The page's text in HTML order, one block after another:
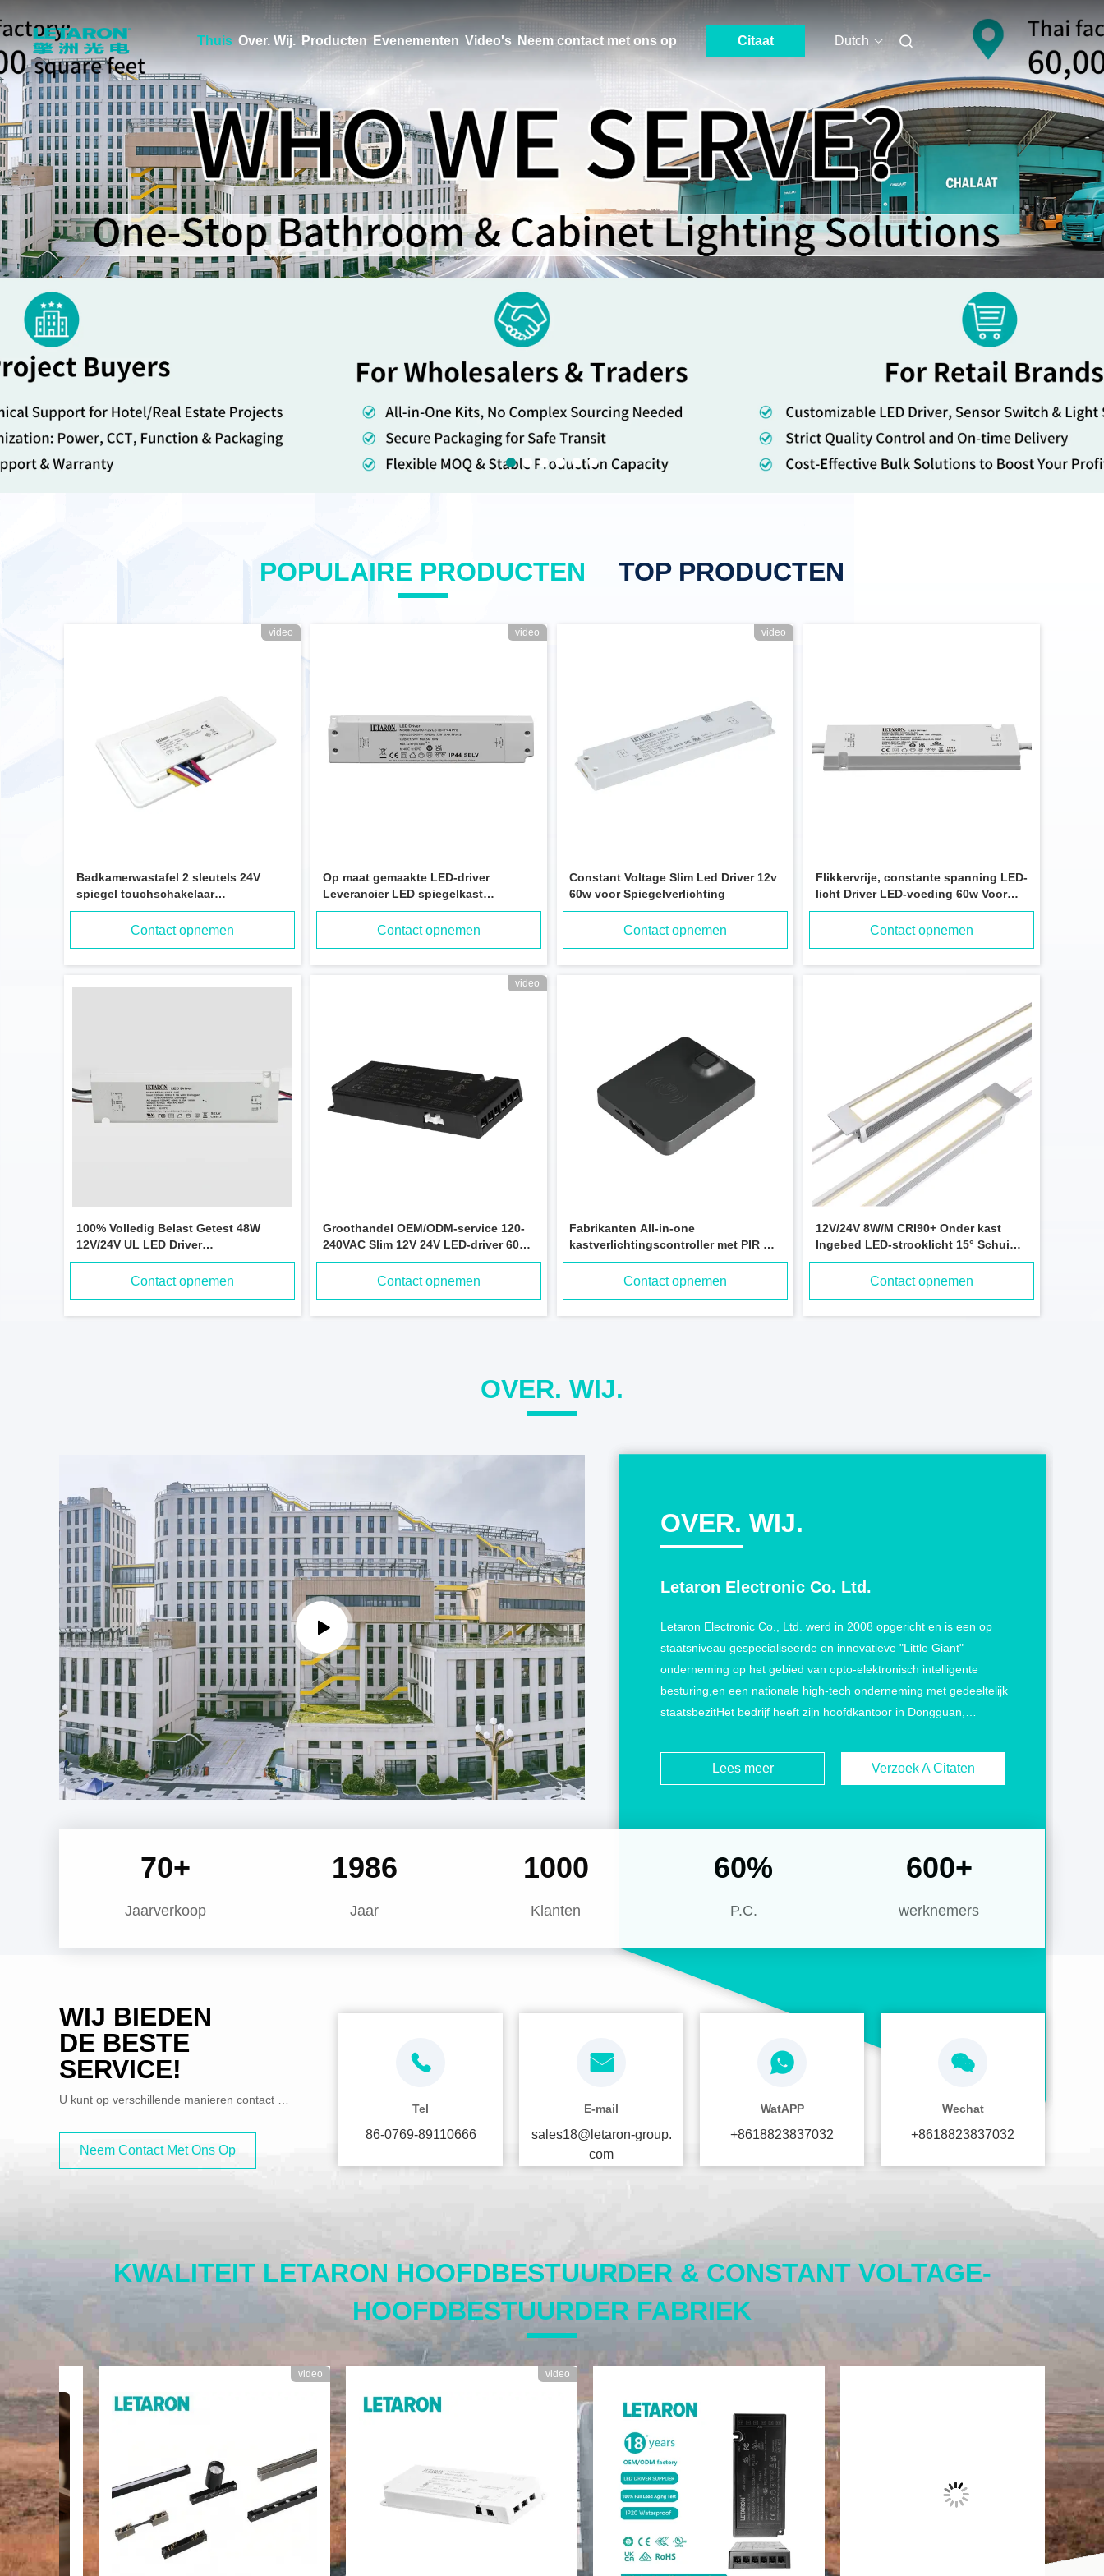
Thuis Over. Wij. Producten Evenementen Video's Neem contact met ons op Citaat Dutch
POPULAIRE PRODUCTEN TOP PRODUCTEN
video
Badkamerwastafel 2 sleutels 24V
spiegel touchschakelaar
helderheidsregeling
kleurtemperatuuraanpassing
Contact opnemen
video
Op maat gemaakte LED-driver
Leverancier LED spiegelkast
stroomvoorziening Klasse II 60W IP44
Flikkervrij Letaron LED-driver voor
Contact opnemen
video
Constant Voltage Slim Led Driver 12v
60w voor Spiegelverlichting
Contact opnemen
Flikkervrije, constante spanning LED-
licht Driver LED-voeding 60w Voor
badkamerverlichting
Contact opnemen
100% Volledig Belast Getest 48W
12V/24V UL LED Driver
Spiegelverlichting LED Voeding
Contact opnemen
video
Groothandel OEM/ODM-service 120-
240VAC Slim 12V 24V LED-driver 60W
80W 90W voor verlichting van
binnenkastenContact opnemen
Fabrikanten All-in-one
kastverlichtingscontroller met PIR &
Hand Sweep Dual Mode Letaron
Wireless Hand Wave Sensor/Touch
Contact opnemen
12V/24V 8W/M CRI90+ Onder kast
Ingebed LED-strooklicht 15° Schuin
en rechtstreeks verlichting
Contact opnemen
OVER. WIJ.
OVER. WIJ.
Letaron Electronic Co. Ltd.
Letaron Electronic Co., Ltd. werd in 2008 opgericht en is een op
staatsniveau gespecialiseerde en innovatieve "Little Giant"
onderneming op het gebied van opto-elektronisch intelligente
besturing,en een nationale high-tech onderneming met gedeeltelijk
staatsbezitHet bedrijf heeft zijn hoofdkantoor in Dongguan,
dochterondernemingen in eigen beheer, 2 intelligente
productiebasen en 1 onderzoekscentrum voor
Lees meer Verzoek A Citaten
70+
Jaarverkoop
2008
Jaar
1000
Klanten
60%
P.C.
600+
werknemers
WIJ BIEDEN
DE BESTE
SERVICE!
Neem Contact Met Ons Op
Tel
86-0769-89110666
E-mail
sales18@letaron-group.
com
WatAPP
+8618823837032
Wechat
+8618823837032
KWALITEIT LETARON HOOFDBESTUURDER & CONSTANT VOLTAGE-
HOOFDBESTUURDER FABRIEK